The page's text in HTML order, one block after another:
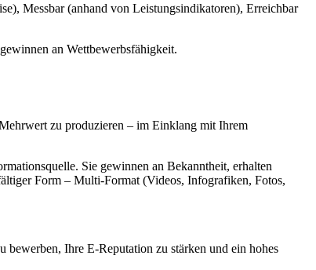
Messbar (anhand von Leistungsindikatoren), Erreichbar
an Wettbewerbsfähigkeit.
zu produzieren – im Einklang mit Ihrem
Sie gewinnen an Bekanntheit, erhalten
Form – Multi-Format (Videos, Infografiken, Fotos,
Ihre E-Reputation zu stärken und ein hohes